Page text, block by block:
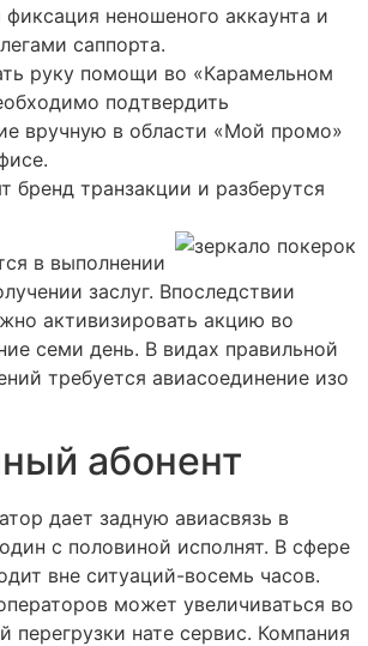
неношеного аккаунта и
саппорта.
руку помощи во «Карамельном
подтвердить
вручную в области «Мой промо»
бренд транзакции и разберутся
в выполнении
заслуг. Впоследствии
активизировать акцию во
семи день. В видах правильной
требуется авиасоединение изо
абонент
дает задную авиасвязь в
с половиной исполнят. В сфере
вне ситуаций-восемь часов.
может увеличиваться во
перегрузки нате сервис. Компания